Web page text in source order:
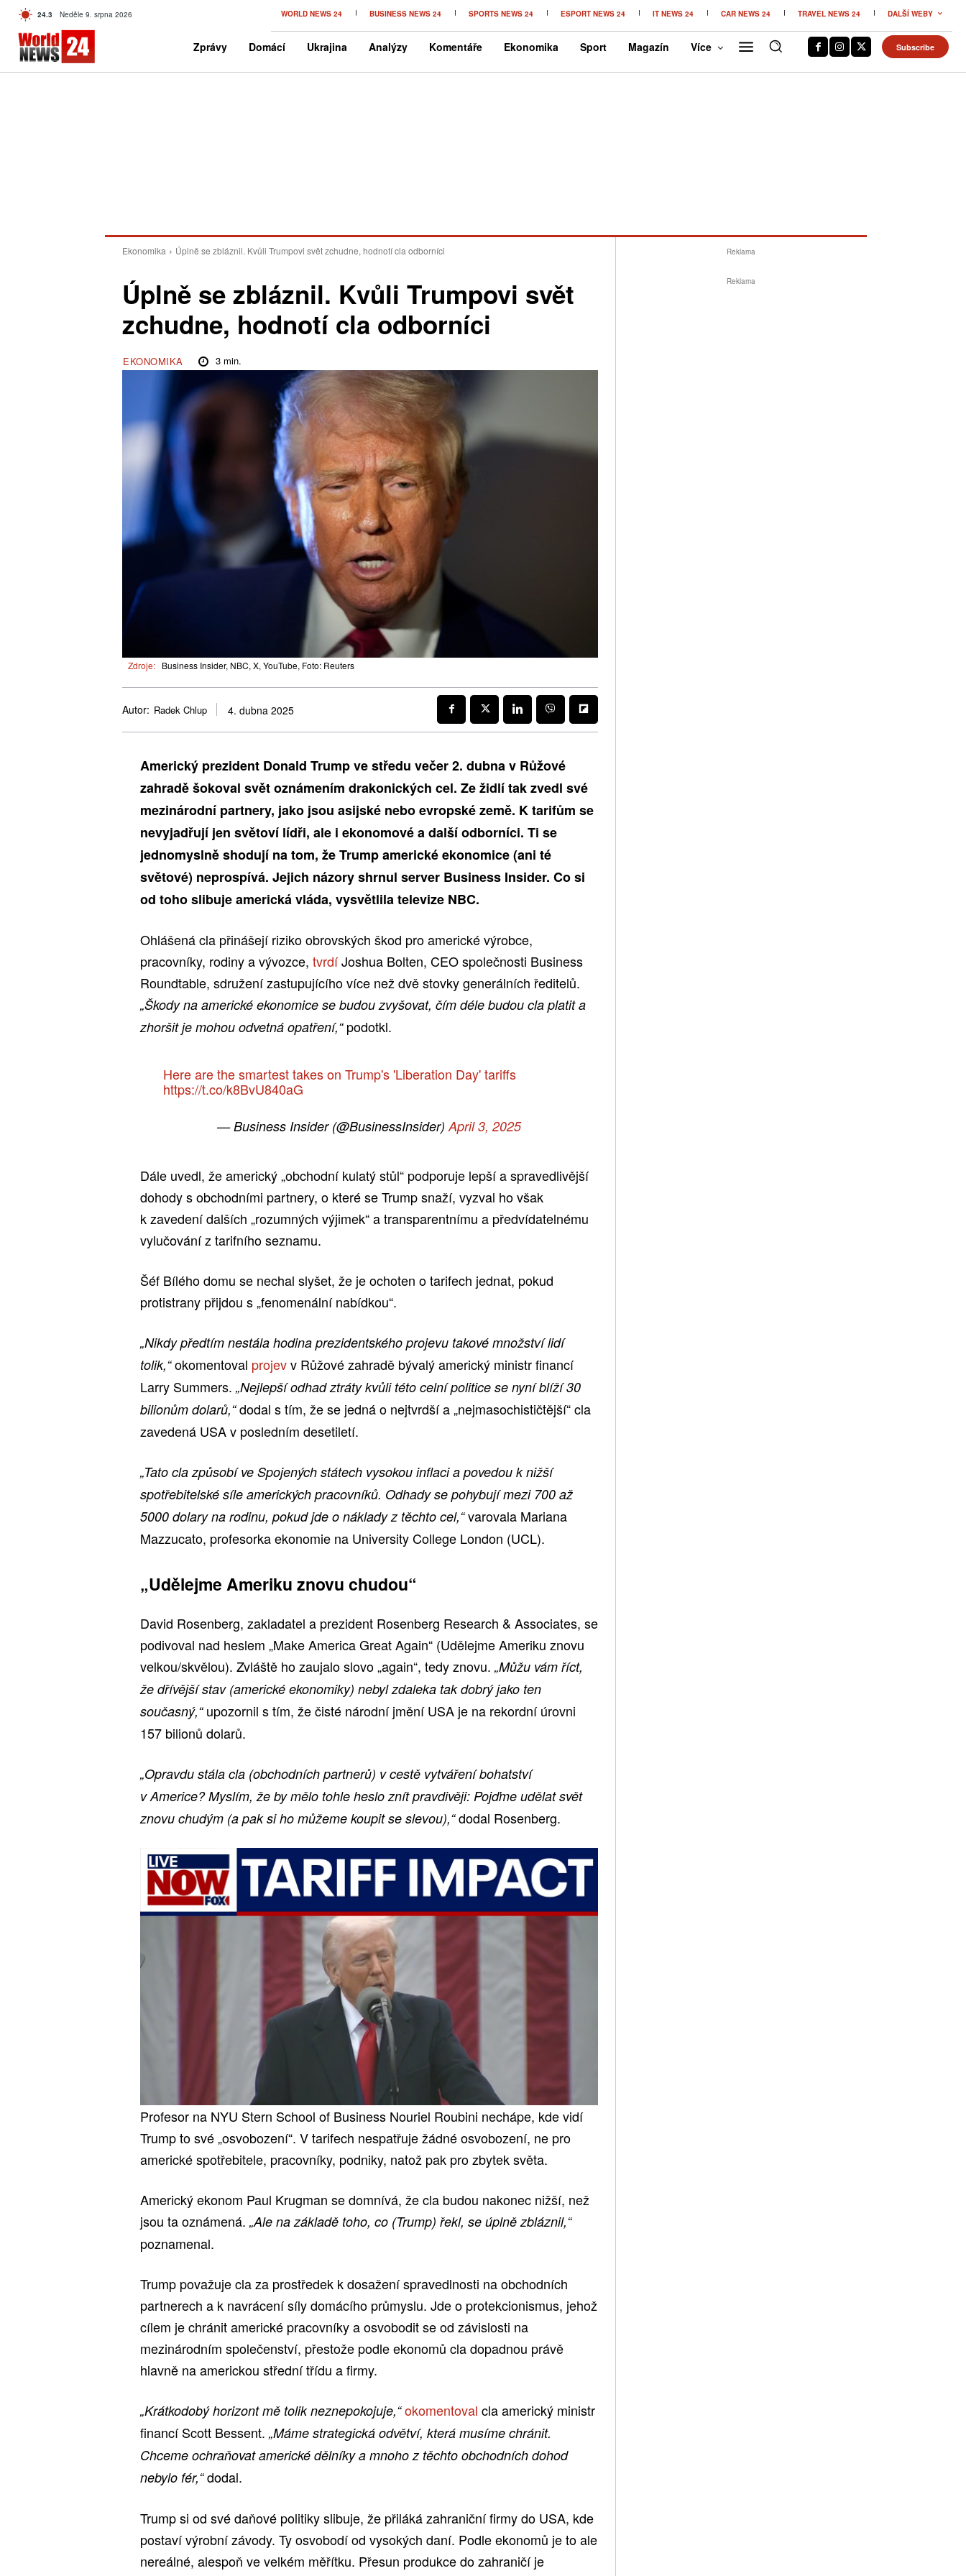
24.3 C Czech
Neděle 9. srpna 2026 WORLD NEWS 24 BUSINESS NEWS 24 SPORTS NEWS 24 ESPORT NEWS 24 IT NEWS 24 CAR NEWS 24 TRAVEL NEWS 24 DALŠÍ WEBY
Zprávy Domácí Ukrajina Analýzy Komentáře Ekonomika Sport Magazín Více Subscribe
Ekonomika Úplně se zbláznil. Kvůli Trumpovi svět zchudne, hodnotí cla odborníci
Úplně se zbláznil. Kvůli Trumpovi svět
zchudne, hodnotí cla odborníci
EKONOMIKA 3min.
Zdroje: Business Insider, NBC, X, YouTube, Foto: Reuters
Autor: Radek Chlup 4. dubna 2025
Americký prezident Donald Trump ve středu večer 2. dubna v Růžové
zahradě šokoval svět oznámením drakonických cel. Ze židlí tak zvedl své
mezinárodní partnery, jako jsou asijské nebo evropské země. K tarifům se
nevyjadřují jen světoví lídři, ale i ekonomové a další odborníci. Ti se
jednomyslně shodují na tom, že Trump americké ekonomice (ani té
světové) neprospívá. Jejich názory shrnul server Business Insider. Co si
od toho slibuje americká vláda, vysvětlila televize NBC.
Ohlášená cla přinášejí riziko obrovských škod pro americké výrobce,
pracovníky, rodiny a vývozce, tvrdíJoshua Bolten, CEO společnosti Business
Roundtable, sdružení zastupujícího více než dvě stovky generálních ředitelů.
„Škody na americké ekonomice se budou zvyšovat, čím déle budou cla platit a
zhoršit je mohou odvetná opatření,“podotkl.
Here are the smartest takes on Trump's 'Liberation Day' tariffs
https://t.co/k8BvU840aG
— Business Insider (@BusinessInsider)April 3, 2025
Dále uvedl, že americký „obchodní kulatý stůl“ podporuje lepší a spravedlivější
dohody s obchodními partnery, o které se Trump snaží, vyzval ho však
k zavedení dalších „rozumných výjimek“ a transparentnímu a předvídatelnému
vylučování z tarifního seznamu.
Šéf Bílého domu se nechal slyšet, že je ochoten o tarifech jednat, pokud
protistrany přijdou s „fenomenální nabídkou“.
„Nikdy předtím nestála hodina prezidentského projevu takové množství lidí
tolik,“okomentoval projevv Růžové zahradě bývalý americký ministr financí
Larry Summers. „Nejlepší odhad ztráty kvůli této celní politice se nyní blíží 30
bilionům dolarů,“dodal s tím, že se jedná o nejtvrdší a „nejmasochističtější“ cla
zavedená USA v posledním desetiletí.
„Tato cla způsobí ve Spojených státech vysokou inflaci a povedou k nižší
spotřebitelské síle amerických pracovníků. Odhady se pohybují mezi 700 až
5000 dolary na rodinu, pokud jde o náklady z těchto cel,“varovala Mariana
Mazzucato, profesorka ekonomie na University College London (UCL).
„Udělejme Ameriku znovu chudou“
David Rosenberg, zakladatel a prezident Rosenberg Research & Associates, se
podivoval nad heslem „Make America Great Again“ (Udělejme Ameriku znovu
velkou/skvělou). Zvláště ho zaujalo slovo „again“, tedy znovu. „Můžu vám říct,
že dřívější stav (americké ekonomiky) nebyl zdaleka tak dobrý jako ten
současný,“upozornil s tím, že čisté národní jmění USA je na rekordní úrovni
157 bilionů dolarů.
„Opravdu stála cla (obchodních partnerů) v cestě vytváření bohatství
v Americe? Myslím, že by mělo tohle heslo znít pravdivěji: Pojďme udělat svět
znovu chudým (a pak si ho můžeme koupit se slevou),“dodal Rosenberg.
Profesor na NYU Stern School of Business Nouriel Roubini nechápe, kde vidí
Trump to své „osvobození“. V tarifech nespatřuje žádné osvobození, ne pro
americké spotřebitele, pracovníky, podniky, natož pak pro zbytek světa.
Americký ekonom Paul Krugman se domnívá, že cla budou nakonec nižší, než
jsou ta oznámená. „Ale na základě toho, co (Trump) řekl, se úplně zbláznil,“
poznamenal.
Trump považuje cla za prostředek k dosažení spravedlnosti na obchodních
partnerech a k navrácení síly domácího průmyslu. Jde o protekcionismus, jehož
cílem je chránit americké pracovníky a osvobodit se od závislosti na
mezinárodním společenství, přestože podle ekonomů cla dopadnou právě
hlavně na americkou střední třídu a firmy.
„Krátkodobý horizont mě tolik neznepokojuje,“ okomentoval cla americký ministr
financí Scott Bessent. „Máme strategická odvětví, která musíme chránit.
Chceme ochraňovat americké dělníky a mnoho z těchto obchodních dohod
nebylo fér,“dodal.
Trump si od své daňové politiky slibuje, že přiláká zahraniční firmy do USA, kde
postaví výrobní závody. Ty osvobodí od vysokých daní. Podle ekonomů je to ale
nereálné, alespoň ve velkém měřítku. Přesun produkce do zahraničí je
Reklama
Reklama